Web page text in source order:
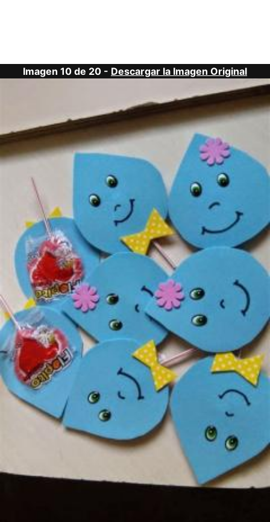
Imagen 10 de 20 - Descargar la Imagen Original